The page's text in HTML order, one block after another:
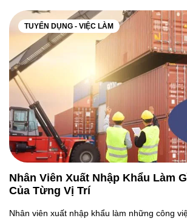
TUYỂN DỤNG - VIỆC LÀM
Nhân Viên Xuất Nhập Khẩu Làm
Của Từng Vị Trí
Nhân viên xuất nhập khẩu làm những công